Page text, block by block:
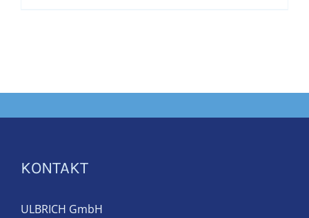
KONTAKT
ULBRICH GmbH